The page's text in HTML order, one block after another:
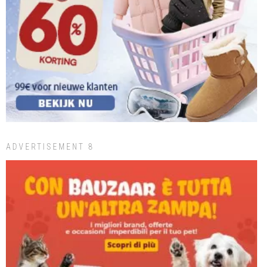
ADVERTISEMENT 8